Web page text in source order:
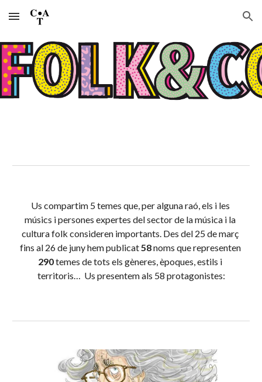
Skip to main content Skip to navigation
Us compartim 5 temes que, per alguna raó, els i les
músics i persones expertes del sector de la música i la
cultura folk consideren importants. Des del 25 de març
fins al 26 de juny hem publicat 58
noms que representen
290 temes de tots els gèneres, èpoques, estils i
territoris…  Us presentem als 58 protagonistes: